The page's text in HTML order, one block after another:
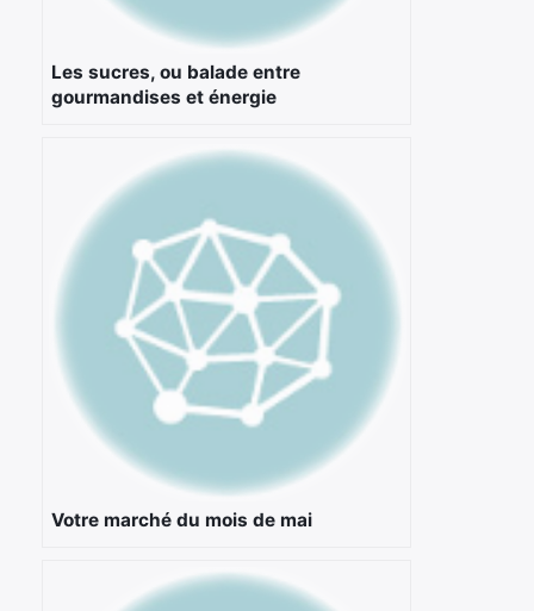
Les sucres, ou balade entre
gourmandises et énergie
Votre marché du mois de mai
Rechercher